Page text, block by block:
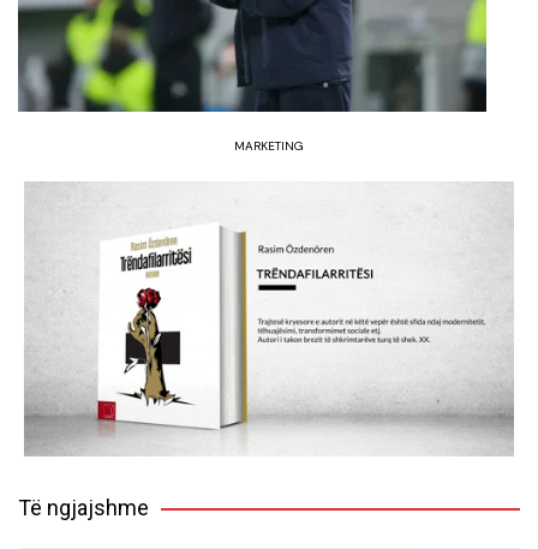
MARKETING
Të ngjajshme